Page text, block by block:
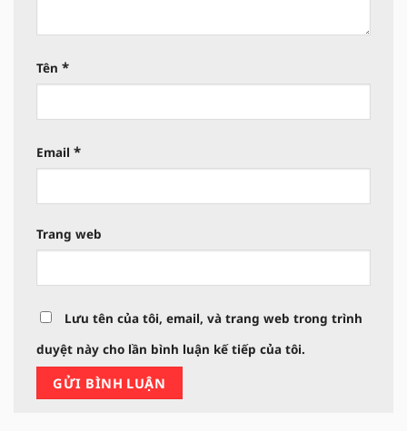
Tên *
Email *
Trang web
Lưu tên của tôi, email, và trang web trong trình
duyệt này cho lần bình luận kế tiếp của tôi.